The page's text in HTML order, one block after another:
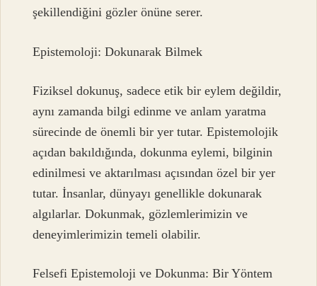
şekillendiğini gözler önüne serer.
Epistemoloji: Dokunarak Bilmek
Fiziksel dokunuş, sadece etik bir eylem değildir,
aynı zamanda bilgi edinme ve anlam yaratma
sürecinde de önemli bir yer tutar. Epistemolojik
açıdan bakıldığında, dokunma eylemi, bilginin
edinilmesi ve aktarılması açısından özel bir yer
tutar. İnsanlar, dünyayı genellikle dokunarak
algılarlar. Dokunmak, gözlemlerimizin ve
deneyimlerimizin temeli olabilir.
Felsefi Epistemoloji ve Dokunma: Bir Yöntem